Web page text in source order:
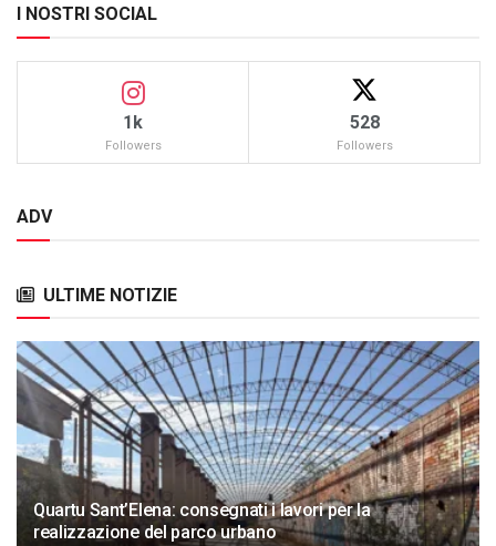
I NOSTRI SOCIAL
1k
Followers
528
Followers
ADV
ULTIME NOTIZIE
Quartu Sant’Elena: consegnati i lavori per la
realizzazione del parco urbano